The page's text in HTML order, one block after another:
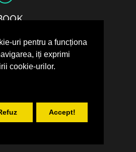
uri pentru a funcționa
iți exprimi
cookie-urilor.
Accept!